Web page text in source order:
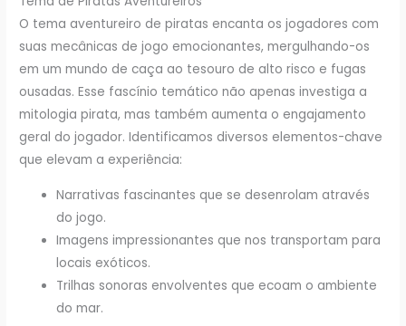
O tema aventureiro de piratas encanta os jogadores com
suas mecânicas de jogo emocionantes, mergulhando-os
em um mundo de caça ao tesouro de alto risco e fugas
ousadas. Esse fascínio temático não apenas investiga a
mitologia pirata, mas também aumenta o engajamento
geral do jogador. Identificamos diversos elementos-chave
que elevam a experiência:
Narrativas fascinantes que se desenrolam através
do jogo.
Imagens impressionantes que nos transportam para
locais exóticos.
Trilhas sonoras envolventes que ecoam o ambiente
do mar.